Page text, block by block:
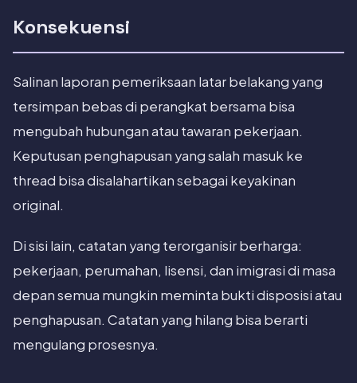
Konsekuensi
Salinan laporan pemeriksaan latar belakang yang
tersimpan bebas di perangkat bersama bisa
mengubah hubungan atau tawaran pekerjaan.
Keputusan penghapusan yang salah masuk ke
thread bisa disalahartikan sebagai keyakinan
original.
Di sisi lain, catatan yang terorganisir berharga:
pekerjaan, perumahan, lisensi, dan imigrasi di masa
depan semua mungkin meminta bukti disposisi atau
penghapusan. Catatan yang hilang bisa berarti
mengulang prosesnya.